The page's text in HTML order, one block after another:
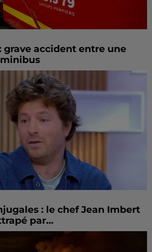
grave accident entre une
: le chef Jean Imbert
par...